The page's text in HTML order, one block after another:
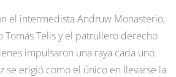
el intermedista Andruw Monasterio,
Tomás Telis y el patrullero derecho
impulsaron una raya cada uno.
se erigió como el único en llevarse la